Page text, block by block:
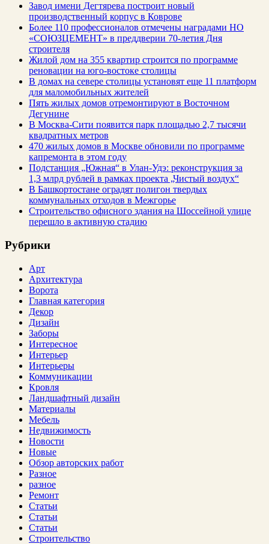
Завод имени Дегтярева построит новый
производственный корпус в Коврове
Более 110 профессионалов отмечены наградами НО
«СОЮЗЦЕМЕНТ» в преддверии 70-летия Дня
строителя
Жилой дом на 355 квартир строится по программе
реновации на юго-востоке столицы
В домах на севере столицы установят еще 11 платформ
для маломобильных жителей
Пять жилых домов отремонтируют в Восточном
Дегунине
В Москва-Сити появится парк площадью 2,7 тысячи
квадратных метров
470 жилых домов в Москве обновили по программе
капремонта в этом году
Подстанция „Южная“ в Улан‑Удэ: реконструкция за
1,3 млрд рублей в рамках проекта „Чистый воздух“
В Башкортостане оградят полигон твердых
коммунальных отходов в Межгорье
Строительство офисного здания на Шоссейной улице
перешло в активную стадию
Рубрики
Арт
Архитектура
Ворота
Главная категория
Декор
Дизайн
Заборы
Интересное
Интерьер
Интерьеры
Коммуникации
Кровля
Ландшафтный дизайн
Материалы
Мебель
Недвижимость
Новости
Новые
Обзор авторских работ
Разное
разное
Ремонт
Статьи
Статьи
Статьи
Строительство